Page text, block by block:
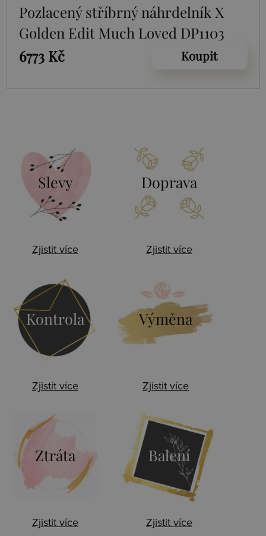
Pozlacený stříbrný náhrdelník X
Golden Edit Much Loved DP1103
6773 Kč
Koupit
Slevy
Zjistit více
Doprava
Zjistit více
Kontrola
Zjistit více
Výměna
Zjistit více
Ztráta
Zjistit více
Balení
Zjistit více